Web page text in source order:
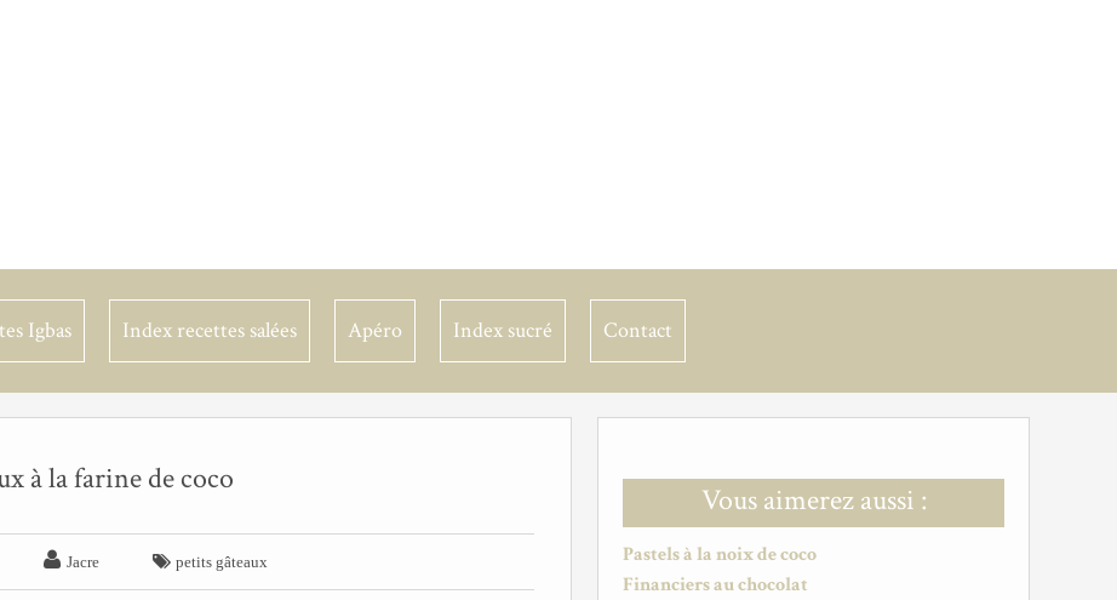
Igbas Index recettes salées Apéro Index sucré Contact
Vous aimerez aussi :
Pastels à la noix de coco
Financiers au chocolat
à la farine de coco
 Jacre  petits gâteaux